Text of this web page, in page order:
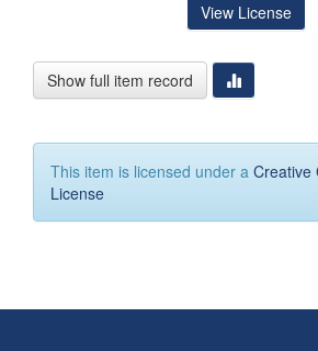
View License
Show full item record
This item is licensed under a Creative
License